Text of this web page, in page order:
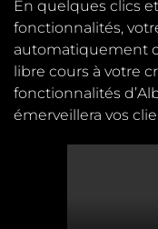
En quelques clics
fonctionnalités,
automatiquement
libre cours à votre
fonctionnalités
émerveillera vos